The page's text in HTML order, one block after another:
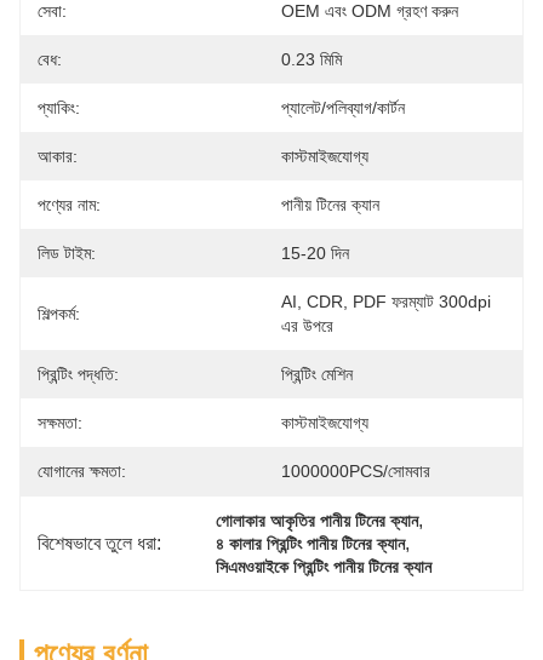
সেবা: OEM এবং ODM গ্রহণ করুন
বেধ: 0.23 মিমি
প্যাকিং: প্যালেট/পলিব্যাগ/কার্টন
আকার: কাস্টমাইজযোগ্য
পণ্যের নাম: পানীয় টিনের ক্যান
লিড টাইম: 15-20 দিন
শিল্পকর্ম:
AI, CDR, PDF ফরম্যাট 300dpi
এর উপরে
প্রিন্টিং পদ্ধতি: প্রিন্টিং মেশিন
সক্ষমতা: কাস্টমাইজযোগ্য
যোগানের ক্ষমতা: 1000000PCS/সোমবার
বিশেষভাবে তুলে ধরা:
গোলাকার আকৃতির পানীয় টিনের ক্যান,
৪ কালার প্রিন্টিং পানীয় টিনের ক্যান,
সিএমওয়াইকে প্রিন্টিং পানীয় টিনের ক্যান
পণ্যের বর্ণনা